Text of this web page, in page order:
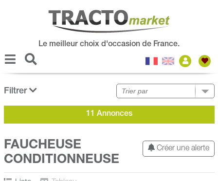
Le meilleur choix d'occasion de France.
Filtrer
11 Annonces
Créer une alerte
FAUCHEUSE
CONDITIONNEUSE